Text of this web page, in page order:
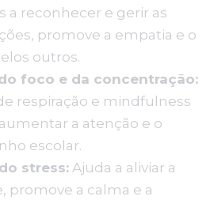
a reconhecer e gerir as
promove a empatia e o
outros.
foco e da concentração:
respiração e mindfulness
a atenção e o
escolar.
stress: Ajuda a aliviar a
promove a calma e a